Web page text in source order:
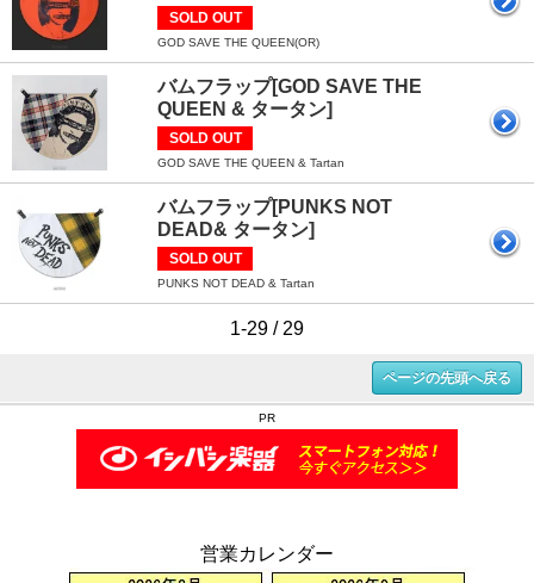
SOLD OUT
GOD SAVE THE QUEEN(OR)
バムフラップ[GOD SAVE THE
QUEEN & タータン]
SOLD OUT
GOD SAVE THE QUEEN & Tartan
バムフラップ[PUNKS NOT
DEAD& タータン]
SOLD OUT
PUNKS NOT DEAD & Tartan
1-29 / 29
ページの先頭へ戻る
PR
営業カレンダー